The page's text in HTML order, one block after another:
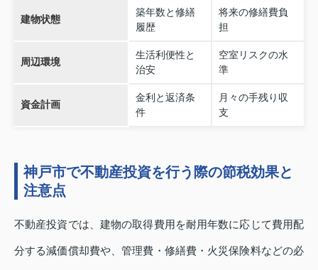
建物状態
築年数と修繕
履歴
将来の修繕費負
担
周辺環境
生活利便性と
治安
空室リスクの水
準
資金計画
金利と返済条
件
月々の手残り収
支
神戸市で不動産投資を行う際の節税効果と
注意点
不動産投資では、建物の取得費用を耐用年数に応じて費用配
分する減価償却費や、管理費・修繕費・火災保険料などの必